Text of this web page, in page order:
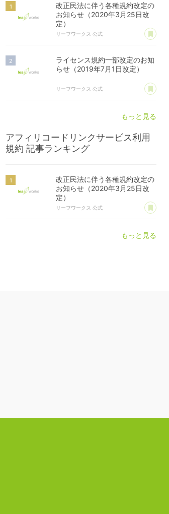
改正民法に伴う各種規約改定の
お知らせ（2020年3月25日改
定）
リーフワークス 公式 あ
ライセンス規約一部改定のお知
らせ（2019年7月1日改定）
リーフワークス 公式 あ
もっと見る
アフィリコードリンクサービス利用
規約 記事ランキング
改正民法に伴う各種規約改定の
お知らせ（2020年3月25日改
定）
リーフワークス 公式 あ
もっと見る